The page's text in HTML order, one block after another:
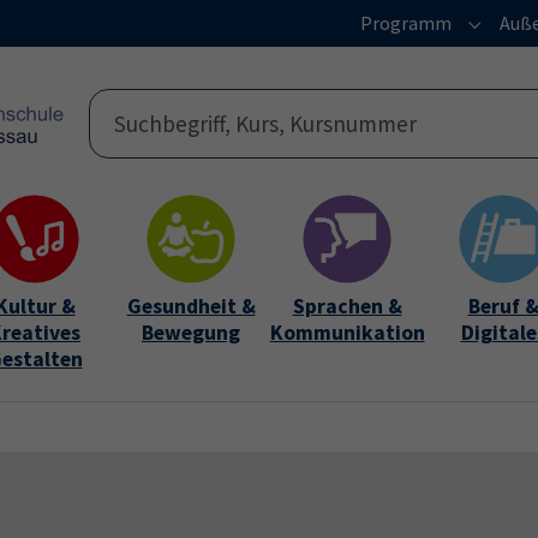
Programm
&
Gesundheit &
Bewegung
Sprachen &
Kommunikation
Beruf &